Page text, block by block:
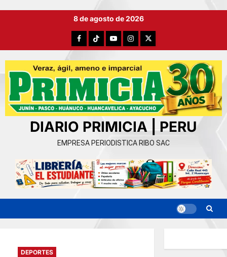
8 de agosto de 2026
FacebookTikTokYouTubeInstagram
X
DIARIO PRIMICIA | PERU
EMPRESA PERIODISTICA RIBO SAC
DEPORTES